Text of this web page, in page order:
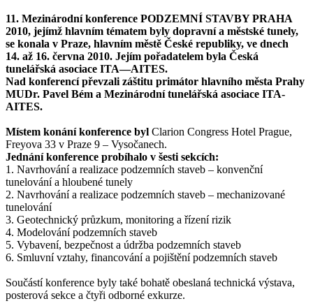
11. Mezinárodní konference PODZEMNÍ STAVBY PRAHA
2010, jejímž hlavním tématem byly dopravní a městské tunely,
se konala v Praze, hlavním městě České republiky, ve dnech
14. až 16. června 2010. Jejím pořadatelem byla Česká
tunelářská asociace ITA—AITES.
Nad konferencí převzali záštitu primátor hlavního města Prahy
MUDr. Pavel Bém a Mezinárodní tunelářská asociace ITA-
AITES.
Místem konání konference byl Clarion Congress Hotel Prague,
Freyova 33 v Praze 9 – Vysočanech.
Jednání konference probíhalo v šesti sekcích:
1. Navrhování a realizace podzemních staveb – konvenční
tunelování a hloubené tunely
2. Navrhování a realizace podzemních staveb – mechanizované
tunelování
3. Geotechnický průzkum, monitoring a řízení rizik
4. Modelování podzemních staveb
5. Vybavení, bezpečnost a údržba podzemních staveb
6. Smluvní vztahy, financování a pojištění podzemních staveb
Součástí konference byly také bohatě obeslaná technická výstava,
posterová sekce a čtyři odborné exkurze.